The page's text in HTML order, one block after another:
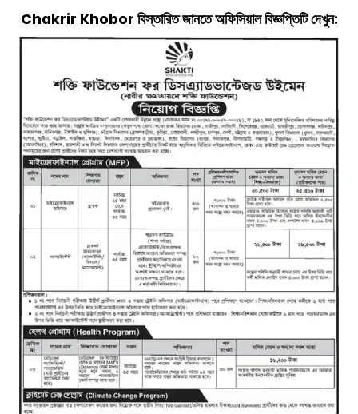
Chakrir Khobor বিস্তারিত জানতে অফিসিয়াল বিজ্ঞপ্তিটি দেখুন: